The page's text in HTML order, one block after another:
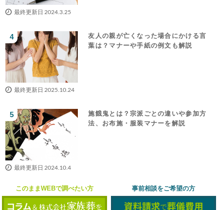
最終更新日 2024.3.25
友人の親が亡くなった場合にかける言
葉は？マナーや手紙の例文も解説
最終更新日 2025.10.24
施餓鬼とは？宗派ごとの違いや参加方
法、お布施・服装マナーを解説
最終更新日 2024.10.4
このままWEBで調べたい方 事前相談をご希望の方